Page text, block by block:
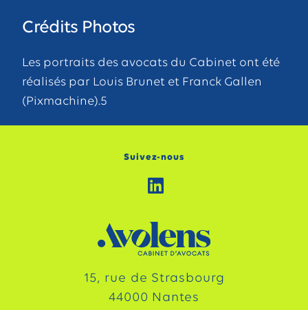
Crédits Photos
Les portraits des avocats du Cabinet ont été
réalisés par Louis Brunet et Franck Gallen
(Pixmachine).5
15, rue de Strasbourg
44000 Nantes
Suivez-nous